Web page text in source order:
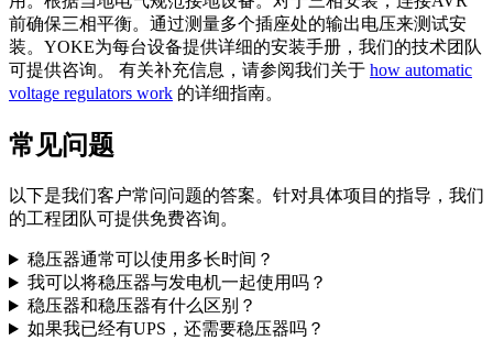
前确保三相平衡。通过测量多个插座处的输出电压来测试安
装。YOKE为每台设备提供详细的安装手册，我们的技术团队
可提供咨询。 有关补充信息，请参阅我们关于 how automatic
voltage regulators work 的详细指南。
常见问题
以下是我们客户常问问题的答案。针对具体项目的指导，我们
的工程团队可提供免费咨询。
稳压器通常可以使用多长时间？
我可以将稳压器与发电机一起使用吗？
稳压器和稳压器有什么区别？
如果我已经有UPS，还需要稳压器吗？